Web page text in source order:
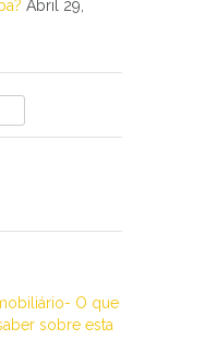
Abril 29,
O que
sobre esta